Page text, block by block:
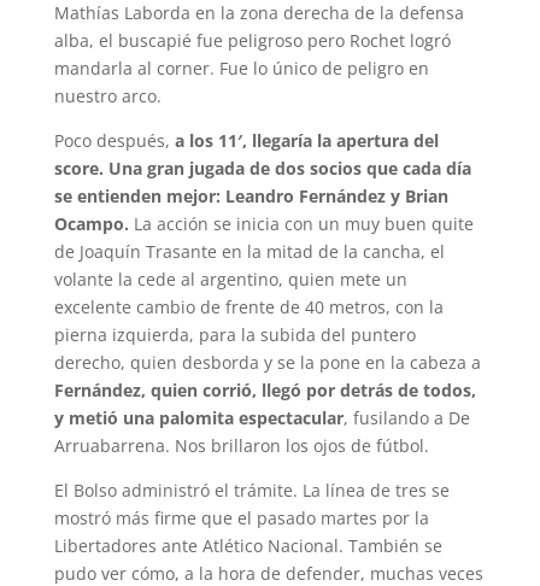
Mathías Laborda en la zona derecha de la defensa
alba, el buscapié fue peligroso pero Rochet logró
mandarla al corner. Fue lo único de peligro en
nuestro arco.
Poco después, a los 11′, llegaría la apertura del
score. Una gran jugada de dos socios que cada día
se entienden mejor: Leandro Fernández y Brian
Ocampo. La acción se inicia con un muy buen quite
de Joaquín Trasante en la mitad de la cancha, el
volante la cede al argentino, quien mete un
excelente cambio de frente de 40 metros, con la
pierna izquierda, para la subida del puntero
derecho, quien desborda y se la pone en la cabeza a
Fernández, quien corrió, llegó por detrás de todos,
y metió una palomita espectacular, fusilando a De
Arruabarrena. Nos brillaron los ojos de fútbol.
El Bolso administró el trámite. La línea de tres se
mostró más firme que el pasado martes por la
Libertadores ante Atlético Nacional. También se
pudo ver cómo, a la hora de defender, muchas veces